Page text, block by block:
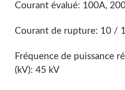
Courant évalué: 100A,
Courant de rupture: 10 /
Fréquence de puissance
(kV): 45 kV